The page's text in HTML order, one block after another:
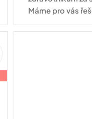
Máme pro vás